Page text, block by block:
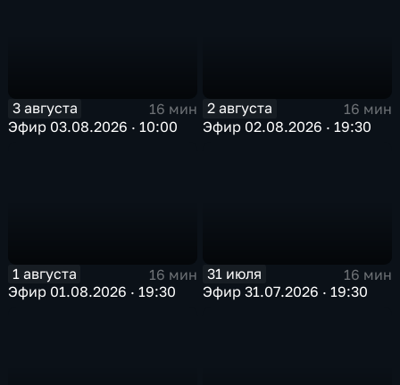
3 августа
16 мин
Эфир 03.08.2026 · 10:00
2 августа
16 мин
Эфир 02.08.2026 · 19:30
1 августа
16 мин
Эфир 01.08.2026 · 19:30
31 июля
16 мин
Эфир 31.07.2026 · 19:30